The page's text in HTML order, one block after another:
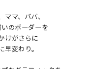
ママ、パパ、
のボーダーを
けがさらに
早変わり。